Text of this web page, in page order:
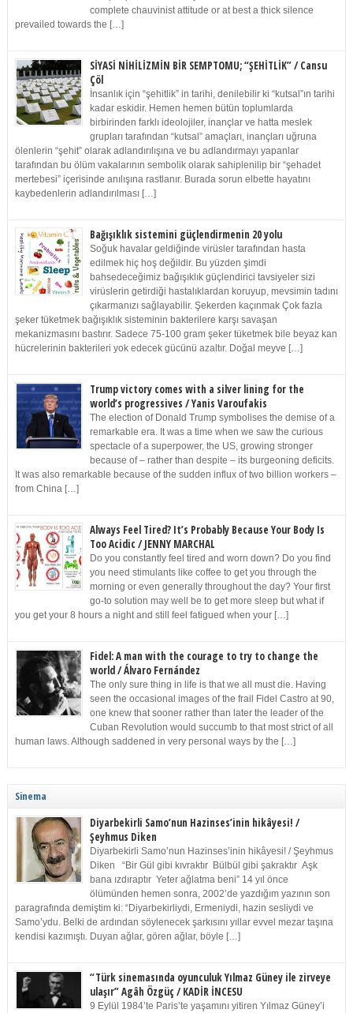
complete chauvinist attitude or at best a thick silence
prevailed towards the […]
SİYASİ NİHİLİZMİN BİR SEMPTOMU; “ŞEHİTLİK” / Cansu
Çöl
İnsanlık için “şehitlik” in tarihi, denilebilir ki “kutsal”ın tarihi
kadar eskidir. Hemen hemen bütün toplumlarda
birbirinden farklı ideolojiler, inançlar ve hatta meslek
grupları tarafından “kutsal” amaçları, inançları uğruna
ölenlerin “şehit” olarak adlandırılışına ve bu adlandırmayı yapanlar
tarafından bu ölüm vakalarının sembolik olarak sahiplenilip bir “şehadet
mertebesi” içerisinde anılışına rastlanır. Burada sorun elbette hayatını
kaybedenlerin adlandırılması […]
Bağışıklık sistemini güçlendirmenin 20 yolu
Soğuk havalar geldiğinde virüsler tarafından hasta
edilmek hiç hoş değildir. Bu yüzden şimdi
bahsedeceğimiz bağışıklık güçlendirici tavsiyeler sizi
virüslerin getirdiği hastalıklardan koruyup, mevsimin tadını
çıkarmanızı sağlayabilir. Şekerden kaçınmak Çok fazla
şeker tüketmek bağışıklık sisteminin bakterilere karşı savaşan
mekanizmasını bastırır. Sadece 75-100 gram şeker tüketmek bile beyaz kan
hücrelerinin bakterileri yok edecek gücünü azaltır. Doğal meyve […]
Trump victory comes with a silver lining for the
world’s progressives / Yanis Varoufakis
The election of Donald Trump symbolises the demise of a
remarkable era. It was a time when we saw the curious
spectacle of a superpower, the US, growing stronger
because of – rather than despite – its burgeoning deficits.
It was also remarkable because of the sudden influx of two billion workers –
from China […]
Always Feel Tired? It’s Probably Because Your Body Is
Too Acidic / JENNY MARCHAL
Do you constantly feel tired and worn down? Do you find
you need stimulants like coffee to get you through the
morning or even generally throughout the day? Your first
go-to solution may well be to get more sleep but what if
you get your 8 hours a night and still feel fatigued when your […]
Fidel: A man with the courage to try to change the
world / Álvaro Fernández
The only sure thing in life is that we all must die. Having
seen the occasional images of the frail Fidel Castro at 90,
one knew that sooner rather than later the leader of the
Cuban Revolution would succumb to that most strict of all
human laws. Although saddened in very personal ways by the […]
Sinema
Diyarbekirli Samo’nun Hazinses’inin hikâyesi! /
Şeyhmus Diken
Diyarbekirli Samo’nun Hazinses’inin hikâyesi! / Şeyhmus
Diken “Bir Gül gibi kıvraktır Bülbül gibi şakraktır Aşk
bana ızdıraptır Yeter ağlatma beni” 14 yıl önce
ölümünden hemen sonra, 2002’de yazdığım yazının son
paragrafında demiştim ki: “Diyarbekirliydi, Ermeniydi, hazin sesliydi ve
Samo’ydu. Belki de ardından söylenecek şarkısını yıllar evvel mezar taşına
kendisi kazımıştı. Duyan ağlar, gören ağlar, böyle […]
“Türk sinemasında oyunculuk Yılmaz Güney ile zirveye
ulaşır” Agâh Özgüç / KADİR İNCESU
9 Eylül 1984’te Paris’te yaşamını yitiren Yılmaz Güney’i